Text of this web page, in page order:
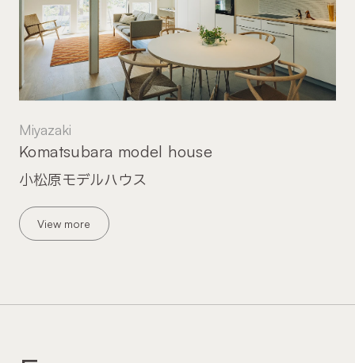
Miyazaki
小松原モデルハウス
Komatsubara model house
View more